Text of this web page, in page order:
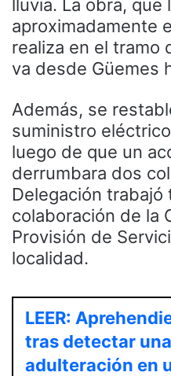
lluvia. La obra, que
aproximadamente
realiza en el tramo
va desde Güemes
Además, se
suministro
luego de que un
derrumbara dos
Delegación trabajó
colaboración de la
Provisión de
localidad.
LEER:
tras detectar
adulteración en